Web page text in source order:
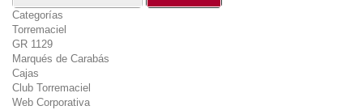
Categorías
Torremaciel
GR 1129
Marqués de Carabás
Cajas
Club Torremaciel
Web Corporativa